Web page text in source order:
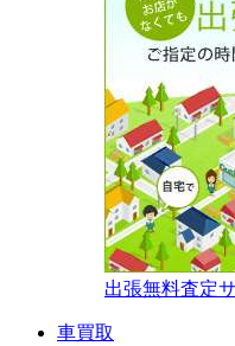
出張無料査定
車買取